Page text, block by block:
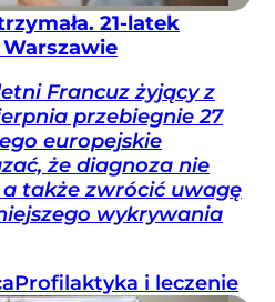
21-latek
Francuz żyjący z
przebiegnie 27
europejskie
że diagnoza nie
także zwrócić uwagę
wykrywania
Profilaktyka i leczenie